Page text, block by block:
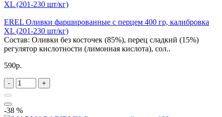
EREL Оливки фаршированные с перцем 400 гр, калибровка
XL (201-230 шт/кг)
Состав: Оливки без косточек (85%), перец сладкий (15%)
регулятор кислотности (лимонная кислота), сол..
590р.
- +
-38 %